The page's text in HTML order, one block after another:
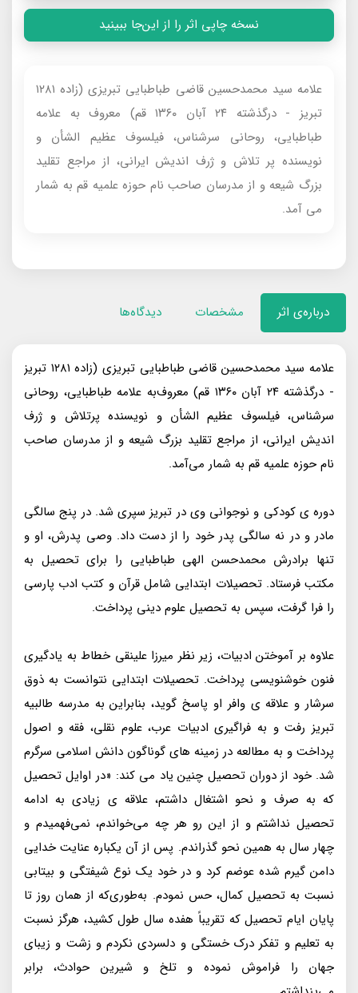
نسخه چاپی اثر را از این‌جا ببینید
علامه سید محمدحسین قاضی طباطبایی تبریزی (زاده ۱۲۸۱
تبریز - درگذشته ۲۴ آبان ۱۳۶۰ قم) معروف به علامه
طباطبایی، روحانی سرشناس، فیلسوف عظیم الشأن و
نویسنده پر تلاش و ژرف اندیش ایرانی، از مراجع تقلید
بزرگ شیعه و از مدرسان صاحب نام حوزه علمیه قم به شمار
می آمد.
درباره‌ی اثر مشخصات دیدگاه‌ها
علامه سید محمدحسین قاضی طباطبایی تبریزی (زاده ۱۲۸۱ تبریز
- درگذشته ۲۴ آبان ۱۳۶۰ قم) معروف‌به علامه طباطبایی، روحانی
سرشناس، فیلسوف عظیم الشأن و نویسنده پرتلاش و ژرف
اندیش ایرانی، از مراجع تقلید بزرگ شیعه و از مدرسان صاحب
نام حوزه علمیه قم به شمار می‌آمد.
دوره ی کودکی و نوجوانی وی در تبریز سپری شد. در پنج سالگی
مادر و در نه سالگی پدر خود را از دست داد. وصی پدرش، او و
تنها برادرش محمدحسن الهی طباطبایی را برای تحصیل به
مکتب فرستاد. تحصیلات ابتدایی شامل قرآن و کتب ادب پارسی
را فرا گرفت، سپس به تحصیل علوم دینی پرداخت.
علاوه بر آموختن ادبیات، زیر نظر میرزا علینقی خطاط به یادگیری
فنون خوشنویسی پرداخت. تحصیلات ابتدایی نتوانست به ذوق
سرشار و علاقه ی وافر او پاسخ گوید، بنابراین به مدرسه طالبیه
تبریز رفت و به فراگیری ادبیات عرب، علوم نقلی، فقه و اصول
پرداخت و به مطالعه در زمینه های گوناگون دانش‌ اسلامی سرگرم
شد. خود از دوران تحصیل چنین یاد می کند: «در اوایل تحصیل
که به صرف و نحو اشتغال داشتم، علاقه ی زیادی به ادامه
تحصیل نداشتم و از این رو هر چه می‌خواندم، نمی‌فهمیدم و
چهار سال به همین نحو گذراندم. پس از آن یکباره عنایت خدایی
دامن گیرم شده عوضم کرد و در خود یک نوع شیفتگی و بیتابی
نسبت به تحصیل کمال، حس نمودم. به‌طوری‌که از همان روز تا
پایان ایام تحصیل که تقریباً هفده سال طول کشید، هرگز نسبت
به تعلیم و تفکر درک خستگی و دلسردی نکردم و زشت و زیبای
جهان را فراموش نموده و تلخ و شیرین حوادث، برابر